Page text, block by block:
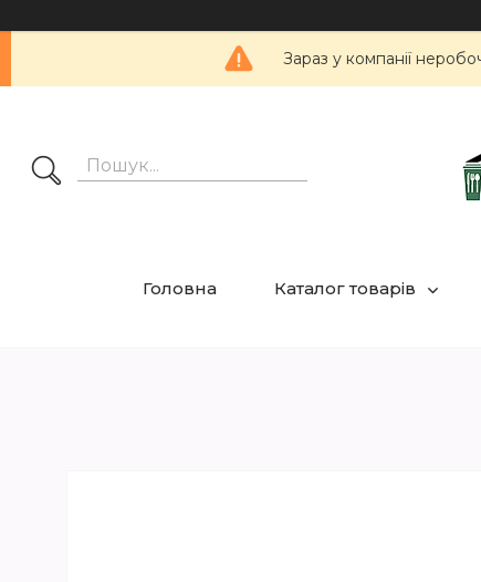
Зараз у компанії
Головна Каталог товарів